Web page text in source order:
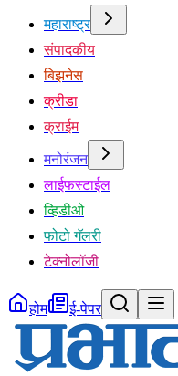
महाराष्ट्र
संपादकीय
बिझनेस
क्रीडा
क्राईम
मनोरंजन
लाईफस्टाईल
व्हिडीओ
फोटो गॅलरी
टेक्नोलॉजी
होम ई-पेपर